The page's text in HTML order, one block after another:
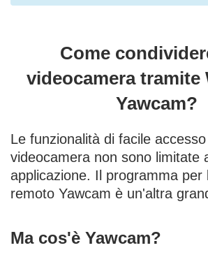
Come
videocamera tramite
Yawcam?
Le funzionalità di facile
videocamera non sono limitate
applicazione. Il programma per
remoto Yawcam è un'altra
Ma cos'è Yawcam?